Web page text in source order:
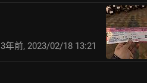
3年前, 2023/02/18 13:21